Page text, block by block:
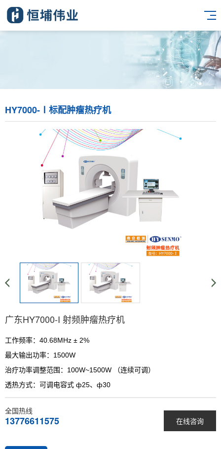
HY7000-Ⅰ标配肿瘤热疗机
广东HY7000-I 射频肿瘤热疗机
工作频率：40.68MHz ± 2%
最大输出功率：1500W
治疗功率调整范围：100W~1500W （连续可调）
透热方式：可调电容式 ф25、ф30
在线咨询
全国热线
13776611575